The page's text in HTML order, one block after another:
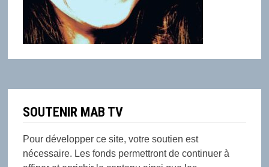
SOUTENIR MAB TV
Pour développer ce site, votre soutien est
nécessaire. Les fonds permettront de continuer à